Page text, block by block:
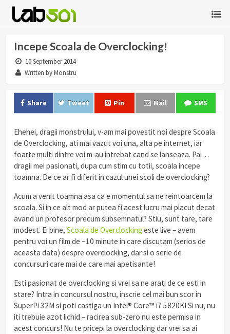
Incepe Scoala de Overclocking!
10 September 2014
Written by Monstru
Share Tweet Pin Mail SMS
Ehehei, dragii monstrului, v-am mai povestit noi despre Scoala
de Overclocking, ati mai vazut voi una, alta pe internet, iar
foarte multi dintre voi m-au intrebat cand se lanseaza. Pai…
dragii mei pasionati, dupa cum stim cu totii, scoala incepe
toamna. De ce ar fi diferit in cazul unei scoli de overclocking?
Acum a venit toamna asa ca e momentul sa ne reintoarcem la
scoala. Si in ce alt mod ar putea fi acest lucru mai placut decat
avand un profesor precum subsemnatul? Stiu, sunt tare, tare
modest. Ei bine, Scoala de Overclocking este live – avem
pentru voi un film de ~10 minute in care discutam (serios de
aceasta data) despre overclocking, dar si o serie de
concursuri care mai de care mai apetisante!
Esti pasionat de overclocking si vrei sa ne arati de ce esti in
stare? Intra in concursul nostru, inscrie cel mai bun scor in
SuperPi 32M si poti castiga un Intel® Core™ i7 5820K! Si nu, nu
iti trebuie azot lichid – racirea sub-zero nu este permisa in
acest concurs! Nu te pricepi la overclocking dar vrei sa ai